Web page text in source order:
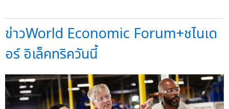
ข่าวWorld Economic Forum+ชไนเด
อร์ อิเล็คทริควันนี้